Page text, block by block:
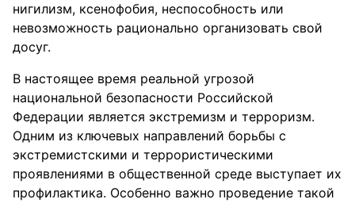
нигилизм, ксенофобия, неспособность или
невозможность рационально организовать свой
досуг.
В настоящее время реальной угрозой
национальной безопасности Российской
Федерации является экстремизм и терроризм.
Одним из ключевых направлений борьбы с
экстремистскими и террористическими
проявлениями в общественной среде выступает их
профилактика. Особенно важно проведение такой